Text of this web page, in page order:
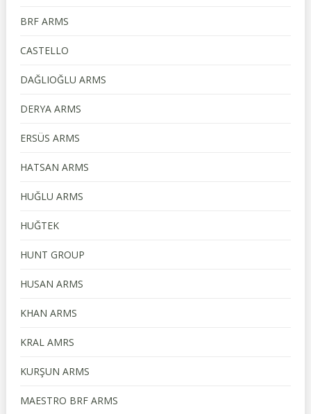
BRF ARMS
CASTELLO
DAĞLIOĞLU ARMS
DERYA ARMS
ERSÜS ARMS
HATSAN ARMS
HUĞLU ARMS
HUĞTEK
HUNT GROUP
HUSAN ARMS
KHAN ARMS
KRAL AMRS
KURŞUN ARMS
MAESTRO BRF ARMS